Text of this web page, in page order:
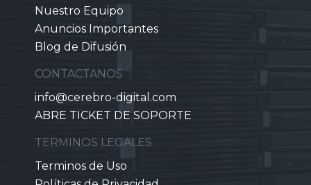
Nuestro Equipo
Anuncios Importantes
Blog de Difusión
CONTACTANOS
info@cerebro-digital.com
ABRE TICKET DE SOPORTE
TERMINOS LEGALES
Terminos de Uso